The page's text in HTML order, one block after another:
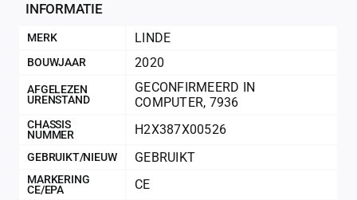
INFORMATIE
MERK LINDE
BOUWJAAR 2020
AFGELEZEN
URENSTAND
GECONFIRMEERD IN
COMPUTER, 7936
CHASSIS
NUMMER
H2X387X00526
GEBRUIKT/NIEUW GEBRUIKT
MARKERING
CE/EPA
CE